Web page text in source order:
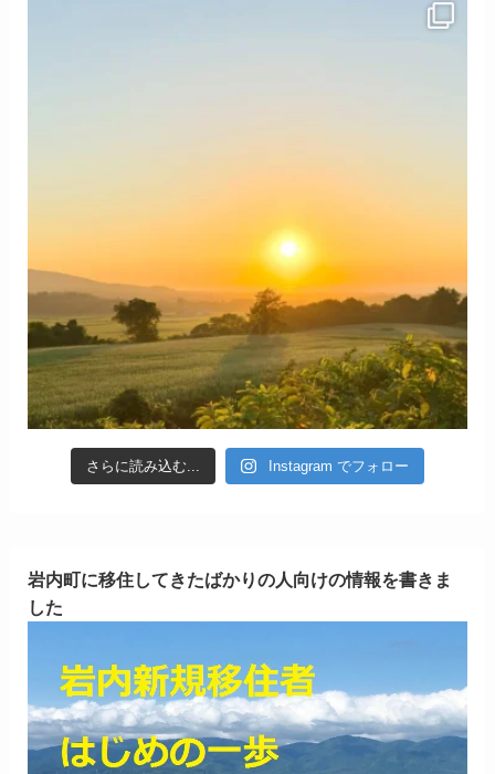
さらに読み込む... Instagram でフォロー
岩内町に移住してきたばかりの人向けの情報を書きま
した